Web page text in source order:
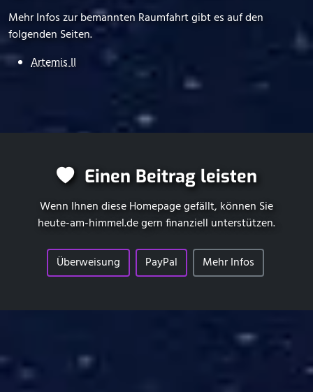
Mehr Infos zur bemannten Raumfahrt gibt es auf den
folgenden Seiten.
Artemis II
Einen Beitrag leisten
Wenn Ihnen diese Homepage gefällt, können Sie
heute-am-himmel.degern finanziell unterstützen.
Überweisung PayPal Mehr Infos